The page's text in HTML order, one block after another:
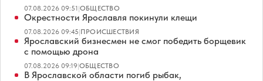
07.08.2026 09:51|ОБЩЕСТВО
Окрестности Ярославля покинули клещи
07.08.2026 09:45|ПРОИСШЕСТВИЯ
Ярославский бизнесмен не смог победить борщевик
с помощью дрона
07.08.2026 09:19|ОБЩЕСТВО
В Ярославской области погиб рыбак,